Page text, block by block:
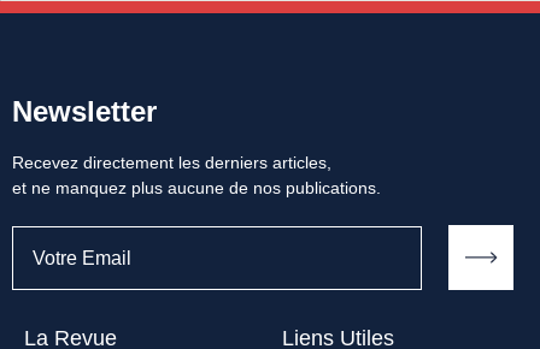
Newsletter
Recevez directement les derniers articles,
et ne manquez plus aucune de nos publications.
La Revue Liens Utiles​